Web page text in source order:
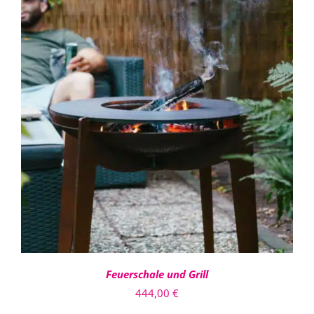
957,60 €
IN DEN WARENKORB
/
DETAILS
Feuerschale und Grill
444,00 €